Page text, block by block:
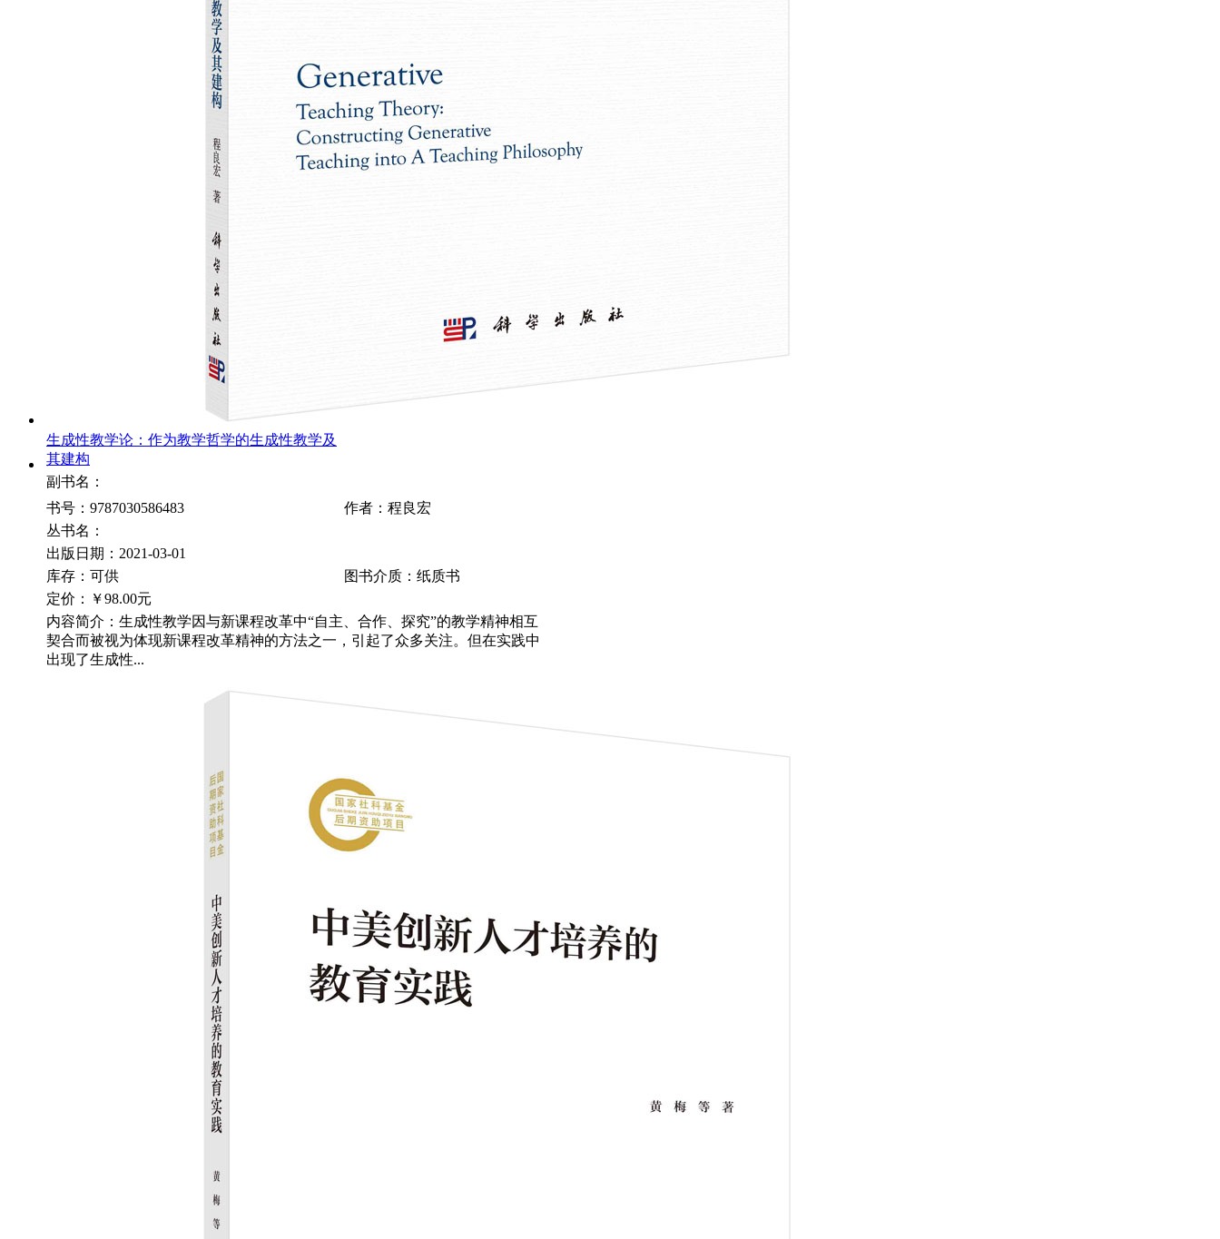
生成性教学论：作为教学哲学的生成性教学及
其建构
副书名：
书号：9787030586483
作者：程良宏
丛书名：
出版日期：2021-03-01
库存：可供
图书介质：纸质书
定价：
￥98.00元
内容简介：生成性教学因与新课程改革中“自主、合作、探究”的教学精神相互
契合而被视为体现新课程改革精神的方法之一，引起了众多关注。但在实践中
出现了生成性...